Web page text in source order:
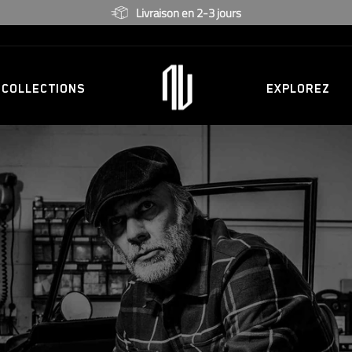
Garantie de 2 ans
COLLECTIONS
EXPLOREZ